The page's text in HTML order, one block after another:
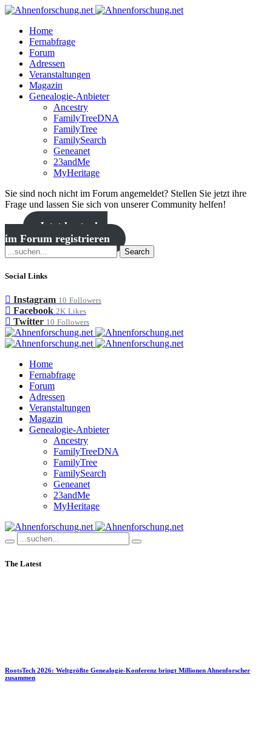
Home
Fernabfrage
Forum
Adressen
Veranstaltungen
Magazin
Genealogie-Anbieter
Ancestry
FamilyTreeDNA
FamilyTree
FamilySearch
Geneanet
23andMe
MyHeritage
Sie sind noch nicht im Forum angemeldet? Stellen Sie jetzt ihre
Frage und lassen Sie sich von unserer Community helfen!
Jetzt kostenlos
im Forum registrieren
Search
Social Links
Instagram 10 Followers
Facebook 2K Likes
Twitter 10 Followers
Home
Fernabfrage
Forum
Adressen
Veranstaltungen
Magazin
Genealogie-Anbieter
Ancestry
FamilyTreeDNA
FamilyTree
FamilySearch
Geneanet
23andMe
MyHeritage
The Latest
RootsTech 2026: Weltgrößte Genealogie-Konferenz bringt Millionen Ahnenforscher
zusammen